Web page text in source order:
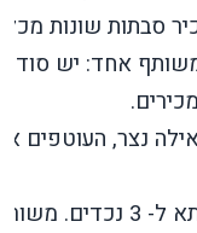
סבתות שונות מכל
אחד: יש
נצר, העוטפים
היא אמא לשניים וסבתא ל- 3 נכדים.